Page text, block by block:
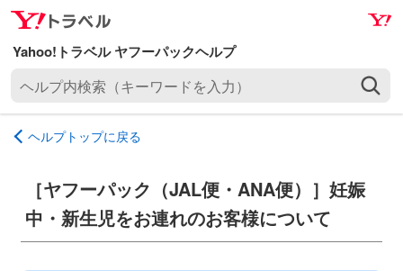
ナ
ビ
ゲ
ー
ョ
ン
ッ
メ
イ
ン
コ
テ
ン
キ
プ
内 ヘルプトップに戻る
［ヤフーパック（JAL便・ANA便）］妊娠
中・新生児をお連れのお客様について